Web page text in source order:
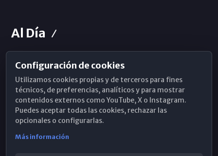
Al Día
Horarios de Misa
Hemeroteca
WhatsApp
Configuración de cookies
Utilizamos cookies propias y de terceros para fines
técnicos, de preferencias, analíticos y para mostrar
contenidos externos como YouTube, X o Instagram.
Puedes aceptar todas las cookies, rechazar las
opcionales o configurarlas.
Más información